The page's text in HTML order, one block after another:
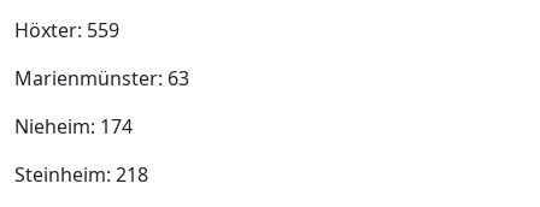
Höxter: 559
Marienmünster: 63
Nieheim: 174
Steinheim: 218